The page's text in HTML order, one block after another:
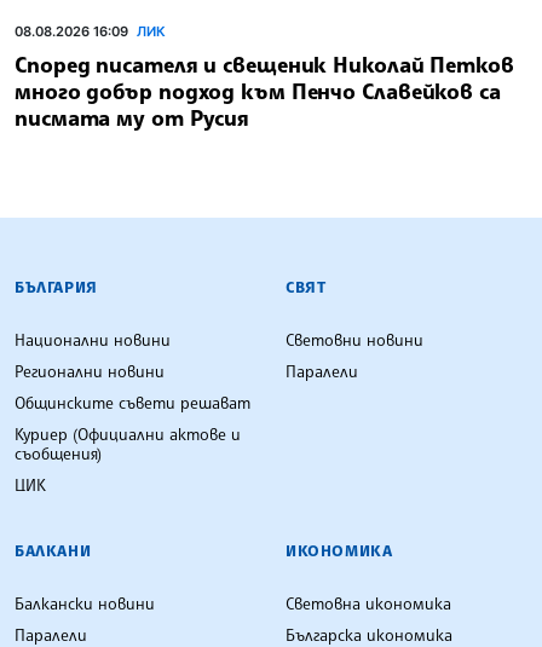
08.08.2026 16:09 ЛИК
Според писателя и свещеник Николай Петков
много добър подход към Пенчо Славейков са
писмата му от Русия
БЪЛГАРСКА ТЕЛЕГРАФНА АГЕНЦИЯ
БЪЛГАРИЯ
Национални новини
Регионални новини
Общинските съвети решават
Куриер (Официални актове и
съобщения)
ЦИК
СВЯТ
Световни новини
Паралели
БАЛКАНИ
Балкански новини
Паралели
ИКОНОМИКА
Световна икономика
Българска икономика